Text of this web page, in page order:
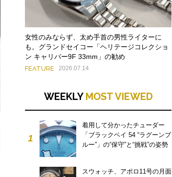
女性のみならず、太め手首の男性ライターに
も。グランドセイコー「ヘリテージコレクショ
ン キャリバー9F 33mm」の勧め
FEATURE 2026.07.14
WEEKLY MOST VIEWED
1
着用して分かったチューダー
「ブラックベイ 54 “ラグーンブ
ルー”」の“保守”と“挑戦”の姿勢
スウォッチ、アポロ11号の月面